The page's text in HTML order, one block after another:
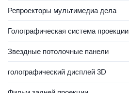
Репроекторы мультимедиа дела
Голографическая система проекции
Звездные потолочные панели
голографический дисплей 3D